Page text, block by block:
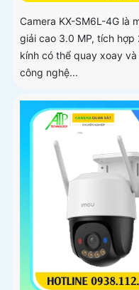
Camera KX-SM6L-4G là
giải cao 3.0 MP, tích hợp
kính có thể quay xoay
công nghệ...